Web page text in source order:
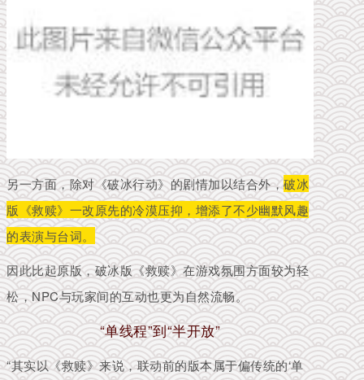
另一方面，除对《破冰行动》的剧情加以结合外，破冰
版《救赎》一改原先的冷漠压抑，增添了不少幽默风趣
的表演与台词。
因此比起原版，破冰版《救赎》在游戏氛围方面较为轻
松，NPC与玩家间的互动也更为自然流畅。
“单线程”到“半开放”
“其实以《救赎》来说，联动前的版本属于偏传统的‘单